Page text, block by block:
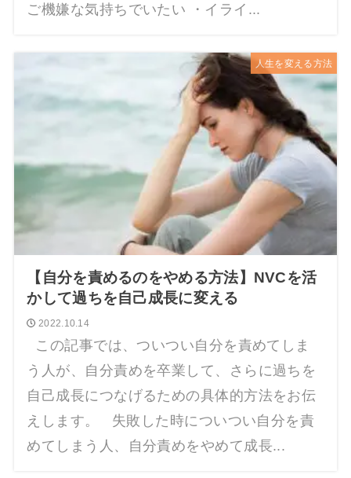
ご機嫌な気持ちでいたい ・イライ...
人生を変える方法
【自分を責めるのをやめる方法】NVCを活
かして過ちを自己成長に変える
2022.10.14
この記事では、ついつい自分を責めてしま
う人が、自分責めを卒業して、さらに過ちを
自己成長につなげるための具体的方法をお伝
えします。 失敗した時についつい自分を責
めてしまう人、自分責めをやめて成長...